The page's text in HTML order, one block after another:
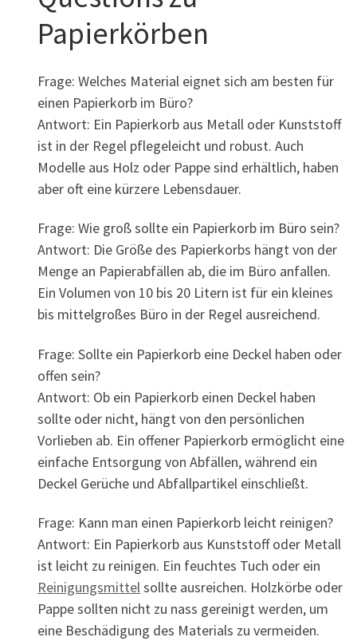
Papierkörben
Frage: Welches Material eignet sich am besten für
einen Papierkorb im Büro?
Antwort: Ein Papierkorb aus Metall oder Kunststoff
ist in der Regel pflegeleicht und robust. Auch
Modelle aus Holz oder Pappe sind erhältlich, haben
aber oft eine kürzere Lebensdauer.
Frage: Wie groß sollte ein Papierkorb im Büro sein?
Antwort: Die Größe des Papierkorbs hängt von der
Menge an Papierabfällen ab, die im Büro anfallen.
Ein Volumen von 10 bis 20 Litern ist für ein kleines
bis mittelgroßes Büro in der Regel ausreichend.
Frage: Sollte ein Papierkorb eine Deckel haben oder
offen sein?
Antwort: Ob ein Papierkorb einen Deckel haben
sollte oder nicht, hängt von den persönlichen
Vorlieben ab. Ein offener Papierkorb ermöglicht eine
einfache Entsorgung von Abfällen, während ein
Deckel Gerüche und Abfallpartikel einschließt.
Frage: Kann man einen Papierkorb leicht reinigen?
Antwort: Ein Papierkorb aus Kunststoff oder Metall
ist leicht zu reinigen. Ein feuchtes Tuch oder ein
Reinigungsmittelsollte ausreichen. Holzkörbe oder
Pappe sollten nicht zu nass gereinigt werden, um
eine Beschädigung des Materials zu vermeiden.